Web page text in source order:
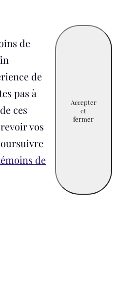
de
de
pas à
ces
vos
de
Accepter
et
fermer